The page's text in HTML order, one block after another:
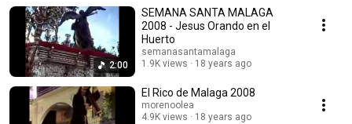
2:00
SEMANA SANTA MALAGA
2008 - Jesus Orando en el
Huerto
semanasantamalaga
1.9K views
18 years ago
El Rico de Malaga 2008
morenoolea
4.9K views
18 years ago